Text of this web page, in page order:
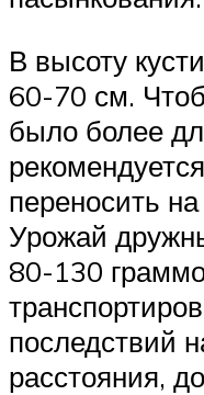
В высоту
60-70 см.
было более
переносить
Урожай
80-130
последствий
расстояния,